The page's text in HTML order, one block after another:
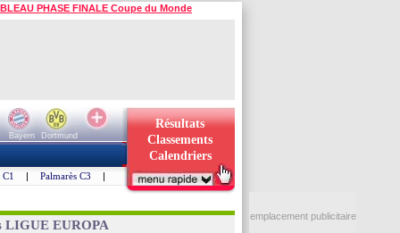
PHASE FINALE Coupe du Monde
Bayern
Dortmund
Résultats
Classements
Calendriers
C1 | Palmarès C3 |
LIGUE EUROPA
emplacement publicitaire